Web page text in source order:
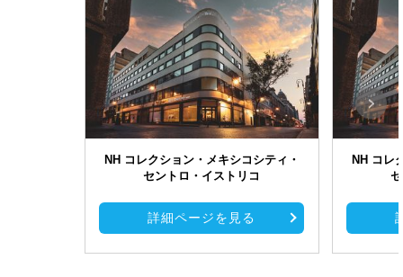
NH コレクション・メキシコシティ・
セントロ・イストリコ
詳細ページを見る
NH コレ